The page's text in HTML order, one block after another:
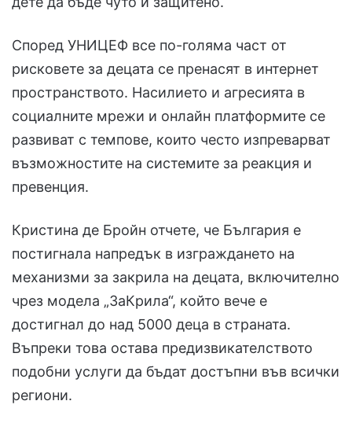
Според УНИЦЕФ все по-голяма част от
рисковете за децата се пренасят в интернет
пространството. Насилието и агресията в
социалните мрежи и онлайн платформите се
развиват с темпове, които често изпреварват
възможностите на системите за реакция и
превенция.
Кристина де Бройн отчете, че България е
постигнала напредък в изграждането на
механизми за закрила на децата, включително
чрез модела „ЗаКрила“, който вече е
достигнал до над 5000 деца в страната.
Въпреки това остава предизвикателството
подобни услуги да бъдат достъпни във всички
региони.